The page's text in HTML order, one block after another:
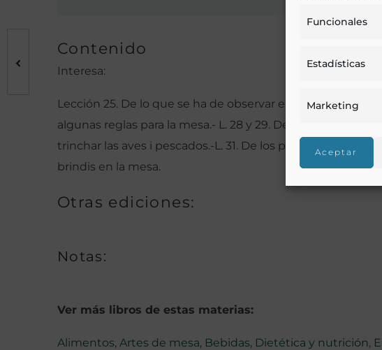
Funcionales
Estadísticas
Marketing
Aceptar
Contenido
Interesa:
Lección 25. De lo que se ha de observar en la comida.-L.
algunas reglas para la mesa.- L. 28 y 29. Del modo de
trinchar las aves i pescados.-L. 31. De los pescados i
brindis en la mesa.
Otras ediciones:
Notas:
Ver más libros de estas materias:
Alimentos, Artes de mesa, Bebidas, Dietética y nutrición,